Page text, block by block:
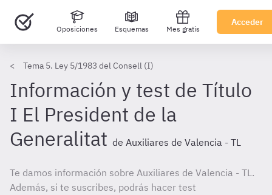
Oposiciones Esquemas Mes gratis
Acceder
Tema 5. Ley 5/1983 del Consell (I)
Información y test de Título
I El President de la
Generalitat de Auxiliares de Valencia - TL
Te damos información sobre Auxiliares de Valencia - TL.
Además, si te suscribes, podrás hacer test